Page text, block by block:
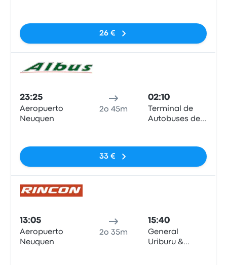
26 €
23:25
Aeropuerto
Neuquen
2o 45m
02:10
Terminal de
Autobuses de
33 €
13:05
Aeropuerto
Neuquen
2o 35m
15:40
General
Uriburu &